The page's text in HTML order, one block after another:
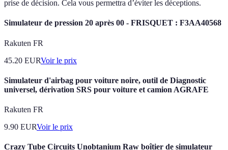
prise de décision. Cela vous permettra d’éviter les déceptions.
Simulateur de pression 20 après 00 - FRISQUET : F3AA40568
Rakuten FR
45.20 EURVoir le prix
Simulateur d'airbag pour voiture noire, outil de Diagnostic
universel, dérivation SRS pour voiture et camion AGRAFE
Rakuten FR
9.90 EURVoir le prix
Crazy Tube Circuits Unobtanium Raw boîtier de simulateur